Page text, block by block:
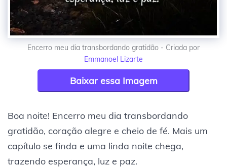
Encerro meu dia transbordando gratidão - Criada por
Emmanoel Lizarte
Baixar essa Imagem
Boa noite! Encerro meu dia transbordando
gratidão, coração alegre e cheio de fé. Mais um
capítulo se finda e uma linda noite chega,
trazendo esperança, luz e paz.